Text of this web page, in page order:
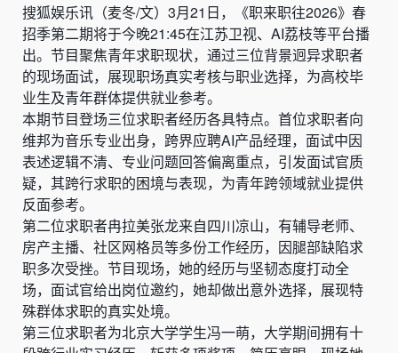
搜狐娱乐讯（麦冬/文）3月21日，《职来职往2026》春
招季第二期将于今晚21:45在江苏卫视、AI荔枝等平台播
出。节目聚焦青年求职现状，通过三位背景迥异求职者
的现场面试，展现职场真实考核与职业选择，为高校毕
业生及青年群体提供就业参考。
本期节目登场三位求职者经历各具特点。首位求职者向
维邦为音乐专业出身，跨界应聘AI产品经理，面试中因
表述逻辑不清、专业问题回答偏离重点，引发面试官质
疑，其跨行求职的困境与表现，为青年跨领域就业提供
反面参考。
第二位求职者冉拉美张龙来自四川凉山，有辅导老师、
房产主播、社区网格员等多份工作经历，因腿部缺陷求
职多次受挫。节目现场，她的经历与坚韧态度打动全
场，面试官给出岗位邀约，她却做出意外选择，展现特
殊群体求职的真实处境。
第三位求职者为北京大学学生冯一萌，大学期间拥有十